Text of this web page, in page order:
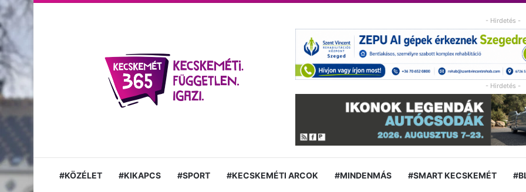
- Hirdetés -
- Hirdetés -
#KÖZÉLET #KIKAPCS #SPORT #KECSKEMÉTI ARCOK #MINDENMÁS #SMART KECSKEMÉT